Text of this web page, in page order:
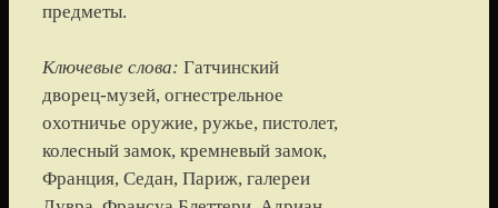
предметы.
Ключевые слова: Гатчинский
дворец-музей, огнестрельное
охотничье оружие, ружье, пистолет,
колесный замок, кремневый замок,
Франция, Седан, Париж, галереи